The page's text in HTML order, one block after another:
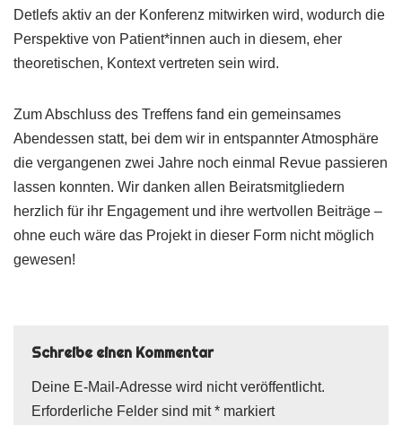
Detlefs aktiv an der Konferenz mitwirken wird, wodurch die
Perspektive von Patient*innen auch in diesem, eher
theoretischen, Kontext vertreten sein wird.
Zum Abschluss des Treffens fand ein gemeinsames
Abendessen statt, bei dem wir in entspannter Atmosphäre
die vergangenen zwei Jahre noch einmal Revue passieren
lassen konnten. Wir danken allen Beiratsmitgliedern
herzlich für ihr Engagement und ihre wertvollen Beiträge –
ohne euch wäre das Projekt in dieser Form nicht möglich
gewesen!
Schreibe einen Kommentar
Deine E-Mail-Adresse wird nicht veröffentlicht.
Erforderliche Felder sind mit* markiert